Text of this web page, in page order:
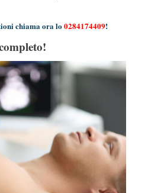
chiama ora lo0284174409!